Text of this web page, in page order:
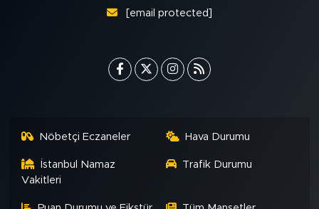
[email protected]
Nöbetçi Eczaneler Hava Durumu
İstanbul Namaz
Vakitleri
Trafik Durumu